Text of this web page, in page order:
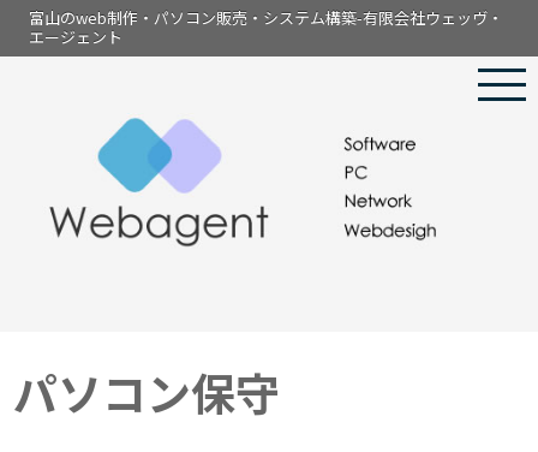
富山のweb制作・パソコン販売・システム構築-有限会社ウェッヴ・
エージェント
パソコン保守